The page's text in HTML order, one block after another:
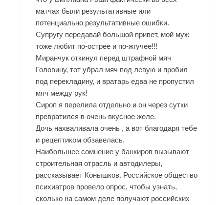
матчах были результативные или
потенциально результативные ошибки.
Супругу передавай большой привет, мой муж
тоже любит по-острее и по-жгучее!!!
Миранчук откинул перед штрафной мяч
Головину, тот убрал мяч под левую и пробил
под перекладину, и вратарь едва не пропустил
мяч между рук!
Сироп я перелила отдельно и он через сутки
превратился в очень вкусное желе.
Дочь нахваливала очень , а вот благодаря тебе
и рецептиком обзавелась.
Наибольшее сомнение у банкиров вызывают
строительная отрасль и автодилеры,
рассказывает Конышков. Российское общество
психиатров провело опрос, чтобы узнать,
сколько на самом деле получают российских